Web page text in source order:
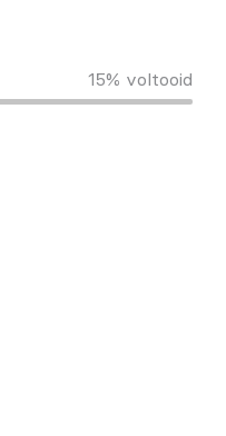
15% voltooid